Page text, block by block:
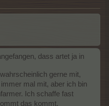
dass artet ja in
gerne mit,
mal mit, aber ich bin
Ich schaffe fast
das kommt.